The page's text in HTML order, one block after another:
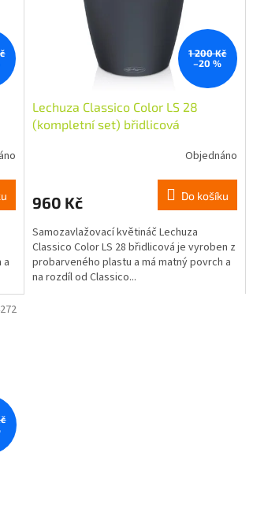
a
1 200 Kč
–20 %
Lechuza Classico Color LS 28
(kompletní set) břidlicová
Objednáno
960 Kč Do košíku
Samozavlažovací květináč Lechuza
Classico Color LS 28 břidlicová je vyroben z
probarveného plastu a má matný povrch a
na rozdíl od Classico...